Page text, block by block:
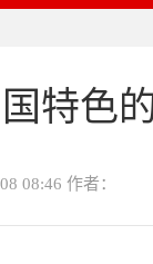
特色
08:46 作者：